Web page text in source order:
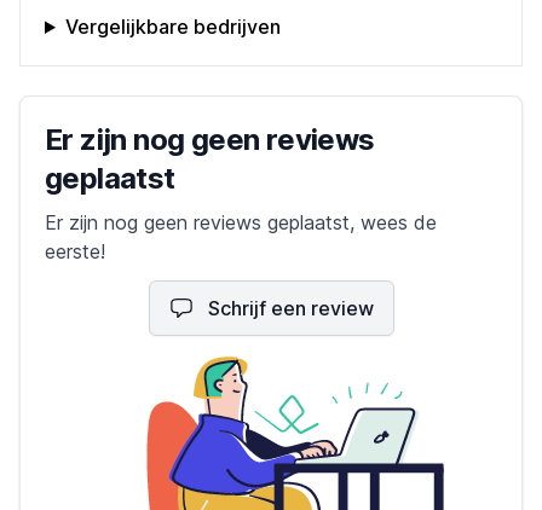
Vergelijkbare bedrijven
Bedrijfs reviews
Er zijn nog geen reviews
geplaatst
Er zijn nog geen reviews geplaatst, wees de
eerste!
Schrijf een review